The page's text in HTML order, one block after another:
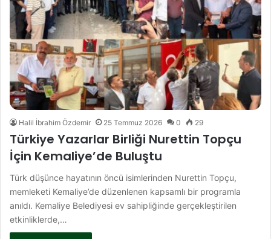
Halil İbrahim Özdemir 25 Temmuz 2026 0 29
Türkiye Yazarlar Birliği Nurettin Topçu
İçin Kemaliye’de Buluştu
Türk düşünce hayatının öncü isimlerinden Nurettin Topçu,
memleketi Kemaliye’de düzenlenen kapsamlı bir programla
anıldı. Kemaliye Belediyesi ev sahipliğinde gerçekleştirilen
etkinliklerde,…